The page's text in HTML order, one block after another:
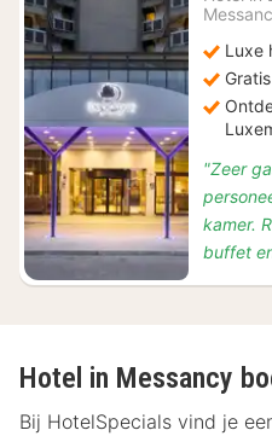
Luxe
"Zeer
kamer.
buffet
Hotel in Messancy
Bij HotelSpecials vind je